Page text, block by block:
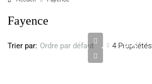
Fayence
4 Propriétés
Trier par: Ordre par défaut
000